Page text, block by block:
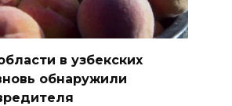
в узбекских
обнаружили